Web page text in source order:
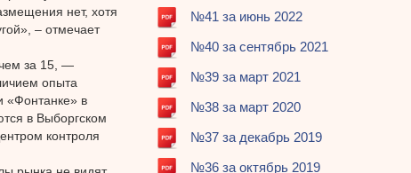
нет, хотя
– отмечает
за 15, —
опыта
«Фонтанке» в
в Выборгском
контроля
№41 за июнь 2022
№40 за сентябрь 2021
№39 за март 2021
№38 за март 2020
№37 за декабрь 2019
№36 за октябрь 2019